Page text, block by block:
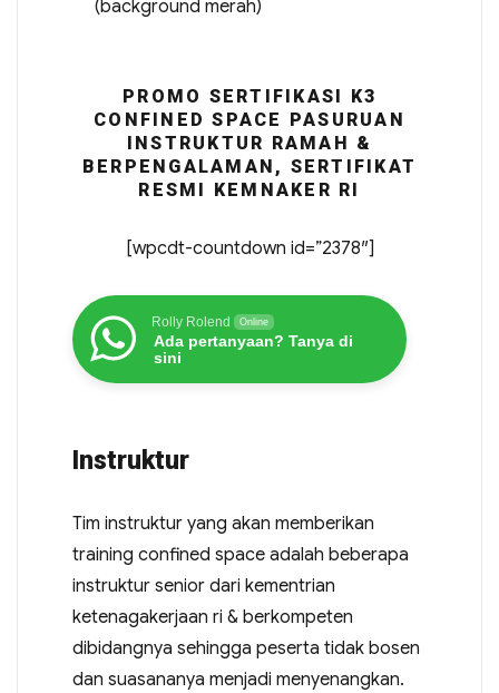
(background merah)
PROMO SERTIFIKASI K3
CONFINED SPACE PASURUAN
INSTRUKTUR RAMAH &
BERPENGALAMAN, SERTIFIKAT
RESMI KEMNAKER RI
[wpcdt-countdown id=”2378″]
Rolly Rolend Online
Ada pertanyaan? Tanya di
sini
Instruktur
Tim instruktur yang akan memberikan
training confined space adalah beberapa
instruktur senior dari kementrian
ketenagakerjaan ri & berkompeten
dibidangnya sehingga peserta tidak bosen
dan suasananya menjadi menyenangkan.